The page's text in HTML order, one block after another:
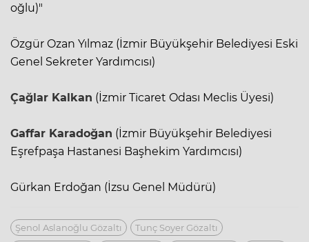
oğlu)"
Özgür Ozan Yılmaz (İzmir Büyükşehir Belediyesi Eski
Genel Sekreter Yardımcısı)
Çağlar Kalkan (İzmir Ticaret Odası Meclis Üyesi)
Gaffar Karadoğan (İzmir Büyükşehir Belediyesi
Eşrefpaşa Hastanesi Başhekim Yardımcısı)
Gürkan Erdoğan (İzsu Genel Müdürü)
Şenol Aslanoğlu Gözaltı
Tunç Soyer Gözaltı